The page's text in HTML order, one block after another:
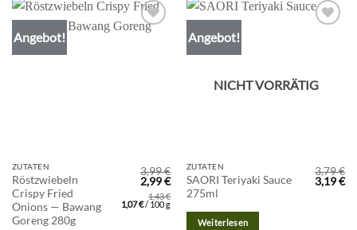
Angebot!
ZUTATEN
Röstzwiebeln
Crispy Fried
Onions — Bawang
Goreng 280g
3,99€
Ursprünglicher
Preis
war:
3,99 €
2,99€Aktueller
Preis
ist:
2,99 €.
1,43€
1,07€/ 100g
Angebot!
NICHT VORRÄTIG
ZUTATEN
SAORI Teriyaki Sauce
275ml
3,79€
Preis
3,19€
Weiterlesen